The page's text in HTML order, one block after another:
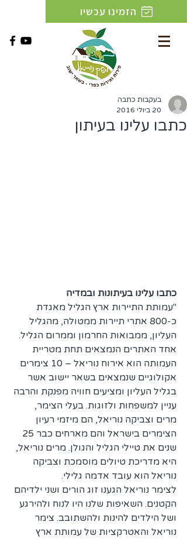
הזמינו עכשיו
כתבו עלינו בעיתון
בעקבות כתבה
20 ביולי 2016
כתבו עלינו בעיתונות ובמדיה
"עמותת התיירות ארץ הגליל מאגדת
כ-800 אתרי תיירות ממטולה, מהגליל
העליון, ממבואות החרמון וממרום הגליל.
אחד האתרים הנמצאים תחת מטריית
העמותה הוא אירוח נוריאל – 10 צימרים
אקולוגיים שנמצאים בשאר יישוב אשר
בגליל העליון ומציעים חוויה מפנקת והרבה
עניין למשפחות ולזוגות. בעלי הצימר,
מרים וצביקה נוריאל, הם מיזמי רעיון
שנים את טיילי הגליל והגולן. מרים נוריאל,
היא מדריכת טיולים מוסמכת וצביקה
נוריאל הוא עובד אדמה גלילי.
לצימר נוריאל הגענו זוג הורים ושני ילדיהם
הקטנים. השאיפות שלנו היו לנוח ולהירגע
ושל הילדים להינות ולהשתובב. צימר
נוריאל והאטרקציות של עמותת ארץ